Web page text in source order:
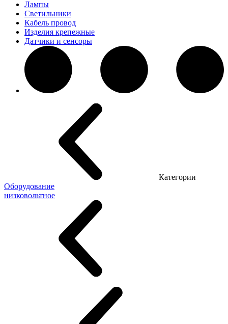
Лампы
Светильники
Кабель провод
Изделия крепежные
Датчики и сенсоры
Категории
Оборудование
низковольтное